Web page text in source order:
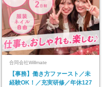
合同会社Willmate
【事務】働き方ファースト／未
経験OK！／充実研修／年休127